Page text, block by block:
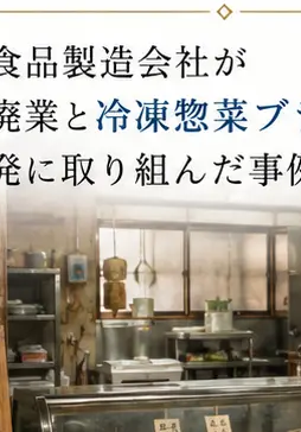
タリング
ナーファクタリングの活用
小企業・個...
年8月5日